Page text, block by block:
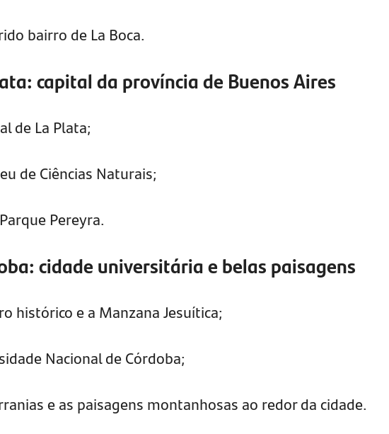
bairro de La Boca.
capital da província de Buenos Aires
de La Plata;
de Ciências Naturais;
Pereyra.
cidade universitária e belas paisagens
histórico e a Manzana Jesuítica;
Nacional de Córdoba;
e as paisagens montanhosas ao redor da cidade.